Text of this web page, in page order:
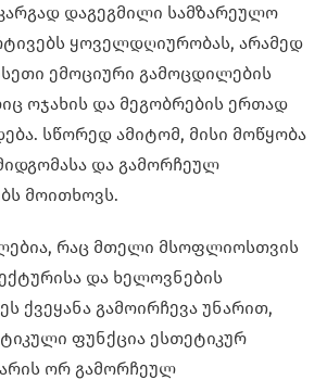
დაგეგმილი სამზარეულო
ყოველდღიურობას, არამედ
ემოციური გამოცდილების
ოჯახის და მეგობრების ერთად
სწორედ ამიტომ, მისი მოწყობა
და გამორჩეულ
მოითხოვს.
რაც მთელი მსოფლიოსთვის
და ხელოვნების
ქვეყანა გამოირჩევა უნარით,
ფუნქცია ესთეტიკურ
ორ გამორჩეულ